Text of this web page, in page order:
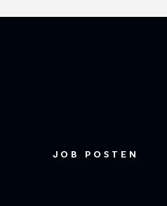
JOB POSTEN